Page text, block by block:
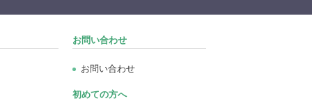
お問い合わせ
お問い合わせ
初めての方へ